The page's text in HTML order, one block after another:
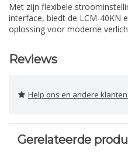
Met zijn flexibele
interface, biedt de LCM-40KN
oplossing voor moderne
Reviews
Help ons en andere klanten
Gerelateerde